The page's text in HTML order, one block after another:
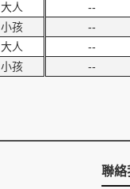
大人
小孩
大人
小孩
--
--
--
--
聯絡